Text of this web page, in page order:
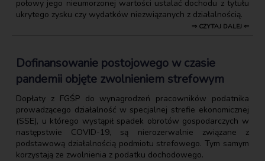
połowy jego nieumorzonej wartości ustalać dochodu z tytułu
ukrytego zysku czy wydatków niezwiązanych z działalnością.
⇒ CZYTAJ DALEJ ⇐
Dofinansowanie postojowego w czasie
pandemii objęte zwolnieniem strefowym
Dopłaty z FGŚP do wynagrodzeń pracowników podatnika
prowadzącego działalność w specjalnej strefie ekonomicznej
(SSE), u którego wystąpił spadek obrotów gospodarczych w
następstwie COVID-19, są nierozerwalnie związane z
podstawową działalnością podmiotu strefowego. Tym samym
korzystają ze zwolnienia z podatku dochodowego.